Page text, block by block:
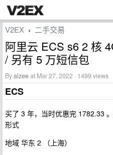
V2EX › 二手交易
阿里云 ECS s6 2 核
/ 另有 5 万短信包
Byalzeeat Mar 27, 2022 · 1499 views
ECS
买了 3 年，当时优惠完 1782.33
形式
地域 华东 2 （上海）